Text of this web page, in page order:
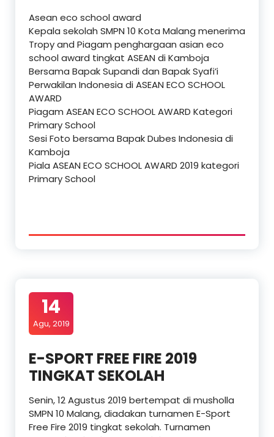
Asean eco school award
Kepala sekolah SMPN 10 Kota Malang menerima
Tropy and Piagam penghargaan asian eco
school award tingkat ASEAN di Kamboja
Bersama Bapak Supandi dan Bapak Syafi’i
Perwakilan Indonesia di ASEAN ECO SCHOOL
AWARD
Piagam ASEAN ECO SCHOOL AWARD Kategori
Primary School
Sesi Foto bersama Bapak Dubes Indonesia di
Kamboja
Piala ASEAN ECO SCHOOL AWARD 2019 kategori
Primary School
14
Agu, 2019
E-SPORT FREE FIRE 2019
TINGKAT SEKOLAH
Senin, 12 Agustus 2019 bertempat di musholla
SMPN 10 Malang, diadakan turnamen E-Sport
Free Fire 2019 tingkat sekolah. Turnamen